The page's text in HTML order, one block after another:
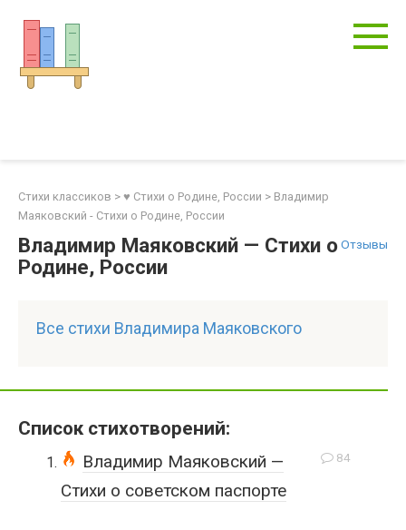
контенту
Стихи классиков > ♥ Стихи о Родине, России > Владимир
Маяковский - Стихи о Родине, России
Отзывы
Владимир Маяковский — Стихи о
Родине, России
Все стихи Владимира Маяковского
Список стихотворений:
84
Владимир Маяковский —
Стихи о советском паспорте